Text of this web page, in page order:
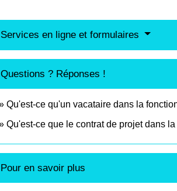
Services en ligne et formulaires
Questions ? Réponses !
Qu'est-ce qu'un vacataire dans la
Qu'est-ce que le contrat de projet dans
Pour en savoir plus